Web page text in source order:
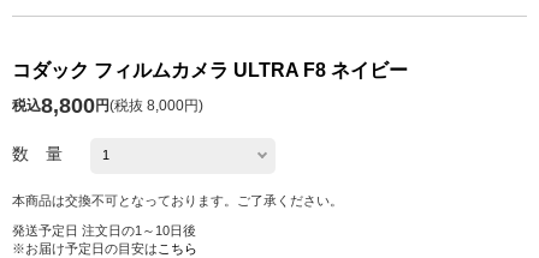
コダック フィルムカメラ ULTRA F8 ネイビー
税込8,800円(税抜 8,000円)
数 量
本商品は交換不可となっております。ご了承ください。
発送予定日 注文日の1～10日後
※お届け予定日の目安は こちら